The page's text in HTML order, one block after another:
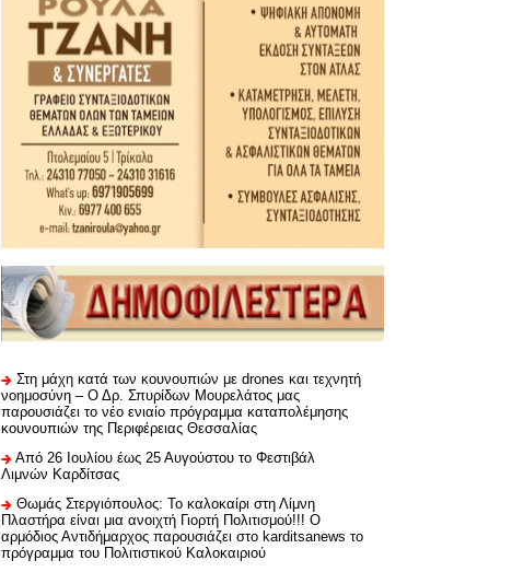
Στη μάχη κατά των κουνουπιών με drones και τεχνητή
νοημοσύνη – Ο Δρ. Σπυρίδων Μουρελάτος μας
παρουσιάζει το νέο ενιαίο πρόγραμμα καταπολέμησης
κουνουπιών της Περιφέρειας Θεσσαλίας
Από 26 Ιουλίου έως 25 Αυγούστου το Φεστιβάλ
Λιμνών Καρδίτσας
Θωμάς Στεργιόπουλος: Το καλοκαίρι στη Λίμνη
Πλαστήρα είναι μια ανοιχτή Γιορτή Πολιτισμού!!! Ο
αρμόδιος Αντιδήμαρχος παρουσιάζει στο karditsanews το
πρόγραμμα του Πολιτιστικού Καλοκαιριού